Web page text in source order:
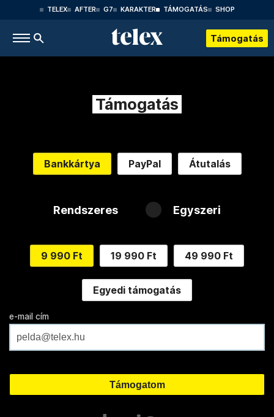
TELEX AFTER G7 KARAKTER TÁMOGATÁS SHOP
Támogatás
Támogatás
Bankkártya PayPal Átutalás
Rendszeres Egyszeri
9 990 Ft 19 990 Ft 49 990 Ft
Egyedi támogatás
e-mail cím